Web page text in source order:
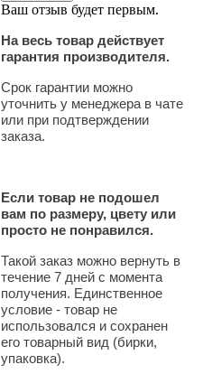
Ваш отзыв будет первым.
На весь товар действует
гарантия производителя.
Срок гарантии можно
уточнить у менеджера в чате
или при подтверждении
заказа.
Если товар не подошел
вам по размеру, цвету или
просто не понравился.
Такой заказ можно вернуть в
течение 7 дней с момента
получения. Единственное
условие - товар не
использовался и сохранен
его товарный вид (бирки,
упаковка).